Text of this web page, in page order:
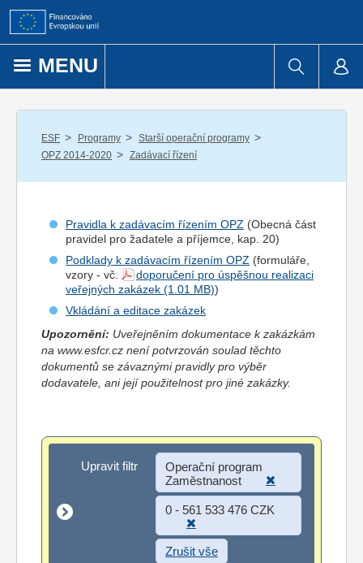
Přejít k obsahu
MENU
ESF / Programy / Starší operační programy /
OPZ 2014-2020 / Zadávací řízení
Pravidla k zadávacím řízením OPZ (Obecná část
pravidel pro žadatele a příjemce , kap. 20)
Podklady k zadávacím řízením OPZ (formuláře,
vzory - vč.
doporučení pro úspěšnou realizaci
veřejných zakázek
)
Vkládání a editace zakázek
Upozornění: Uveřejněním dokumentace k zakázkám
na www.esfcr.cz není potvrzován soulad těchto
dokumentů se závaznými pravidly pro výběr
dodavatele, ani její použitelnost pro jiné zakázky.
Upravit filtr
Upravit filtr
Operační program
Zaměstnanost
0 - 561 533 476 CZK
Zrušit vše